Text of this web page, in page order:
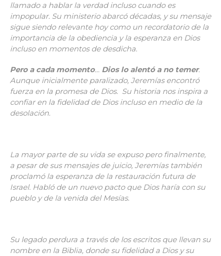
llamado a hablar la verdad incluso cuando es
impopular. Su ministerio abarcó décadas, y su mensaje
sigue siendo relevante hoy como un recordatorio de la
importancia de la obediencia y la esperanza en Dios
incluso en momentos de desdicha.
Pero a cada momento… Dios lo alentó a no temer.
Aunque inicialmente paralizado, Jeremías encontró
fuerza en la promesa de Dios. Su historia nos inspira a
confiar en la fidelidad de Dios incluso en medio de la
desolación.
La mayor parte de su vida se expuso pero finalmente,
a pesar de sus mensajes de juicio, Jeremías también
proclamó la esperanza de la restauración futura de
Israel. Habló de un nuevo pacto que Dios haría con su
pueblo y de la venida del Mesías.
Su legado perdura a través de los escritos que llevan su
nombre en la Biblia, donde su fidelidad a Dios y su